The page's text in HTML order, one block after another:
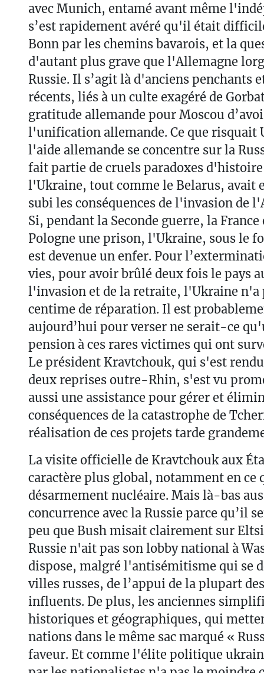
avec Munich, entamé avant même
s’est rapidement avéré qu'il était
Bonn par les chemins bavarois, et la
d'autant plus grave que l'Allemagne
Russie. Il s’agit là d'anciens penchants
récents, liés à un culte exagéré de
gratitude allemande pour Moscou
l'unification allemande. Ce que risquait
l'aide allemande se concentre sur la
fait partie de cruels paradoxes d'histoire
l'Ukraine, tout comme le Belarus, avait
subi les conséquences de l'invasion de
Si, pendant la Seconde guerre, la
Pologne une prison, l'Ukraine, sous le
est devenue un enfer. Pour
vies, pour avoir brûlé deux fois le pays
l'invasion et de la retraite, l'Ukraine n'a
centime de réparation. Il est
aujourd’hui pour verser ne serait-ce
pension à ces rares victimes qui ont
Le président Kravtchouk, qui s'est
deux reprises outre-Rhin, s'est vu
aussi une assistance pour gérer et
conséquences de la catastrophe de
réalisation de ces projets tarde
La visite officielle de Kravtchouk aux
caractère plus global, notamment en ce
désarmement nucléaire. Mais là-bas
concurrence avec la Russie parce qu’il
peu que Bush misait clairement sur
Russie n'ait pas son lobby national à
dispose, malgré l'antisémitisme qui se
villes russes, de l’appui de la plupart
influents. De plus, les anciennes
historiques et géographiques, qui
nations dans le même sac marqué «
faveur. Et comme l'élite politique